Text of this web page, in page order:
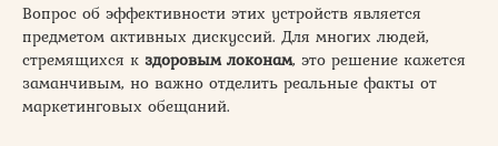
Вопрос об эффективности этих устройств является
предметом активных дискуссий. Для многих людей,
стремящихся к здоровым локонам, это решение кажется
заманчивым, но важно отделить реальные факты от
маркетинговых обещаний.